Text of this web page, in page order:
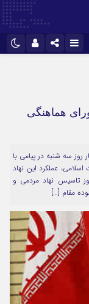
هماهنگی
روز سه شنبه در پیامی با
اسلامی، عملکرد این نهاد
و بیان کرد: ۱۲ مرداد سالروز تاسیس نهاد مردمی و
مقام […]